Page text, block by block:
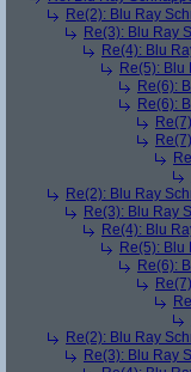
Re(2): Blu Ray
Re(3): Blu Ray
Re(4): Blu
Re(5): Blu
Re(6):
Re(6):
Re(2): Blu Ray
Re(3): Blu Ray
Re(4): Blu
Re(5): Blu
Re(6):
Re(2): Blu Ray
Re(3): Blu Ray